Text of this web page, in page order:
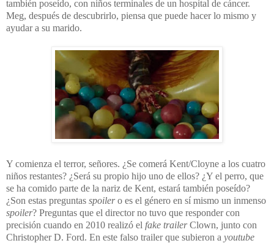
también poseído, con niños terminales de un hospital de cáncer.
Meg, después de descubrirlo, piensa que puede hacer lo mismo y
ayudar a su marido.
Y comienza el terror, señores. ¿Se comerá Kent/Cloyne a los cuatro
niños restantes? ¿Será su propio hijo uno de ellos? ¿Y el perro, que
se ha comido parte de la nariz de Kent, estará también poseído?
¿Son estas preguntas spoilero es el género en sí mismo un inmenso
spoiler? Preguntas que el director no tuvo que responder con
precisión cuando en 2010 realizó el fake trailerClown, junto con
Christopher D. Ford. En este falso trailer que subieron a youtube